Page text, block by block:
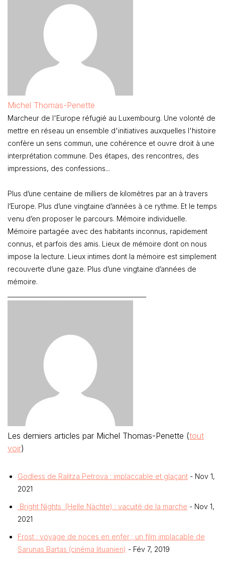
Michel Thomas-Penette
Marcheur de l'Europe réfugié au Luxembourg. Une volonté de
mettre en réseau un ensemble d'initiatives auxquelles l'histoire
confère un sens commun, une cohérence et ouvre droit à une
interprétation commune. Des étapes, des rencontres, des
impressions, des confessions...
Plus d’une centaine de milliers de kilomètres par an à travers
l’Europe. Plus d’une vingtaine d’années à ce rythme. Et le temps
venu d’en proposer le parcours. Mémoire individuelle.
Mémoire partagée avec des habitants inconnus, rapidement
connus, et parfois des amis. Lieux de mémoire dont on nous
impose la lecture. Lieux intimes dont la mémoire est simplement
recouverte d’une gaze. Plus d’une vingtaine d’années de
mémoire.
Les derniers articles par Michel Thomas-Penette (tout
voir)
Godless de Ralitza Petrova : implaccable et glaçant - Nov 1,
2021
Bright Nights (Helle Nächte) : vacuité de la marche - Nov 1,
2021
Frost : voyage de noces en enfer ; un film implacable de
Sarunas Bartas (cinéma lituanien) - Fév 7, 2019